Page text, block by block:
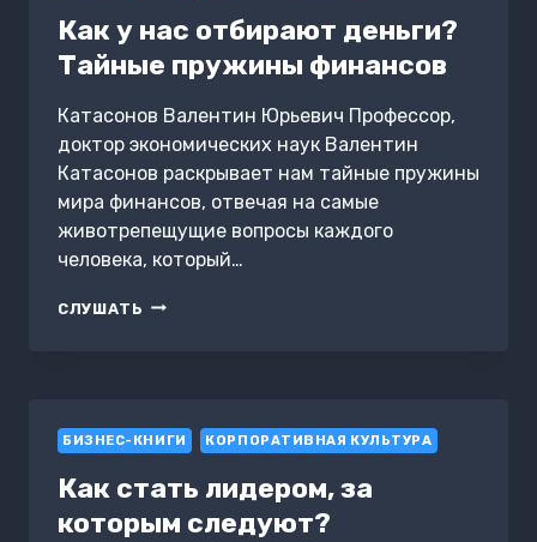
ТРЕНИНГ
Как у нас отбирают деньги?
Тайные пружины финансов
Катасонов Валентин Юрьевич Профессор,
доктор экономических наук Валентин
Катасонов раскрывает нам тайные пружины
мира финансов, отвечая на самые
животрепещущие вопросы каждого
человека, который…
СЛУШАТЬ КАК
ПРУЖИНЫ
БИЗНЕС-КНИГИ КОРПОРАТИВНАЯ КУЛЬТУРА
Как стать лидером, за
которым следуют?